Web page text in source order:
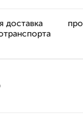
доставка